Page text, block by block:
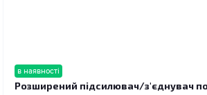
в наявності
Розширений підсилювач/з'єднувач